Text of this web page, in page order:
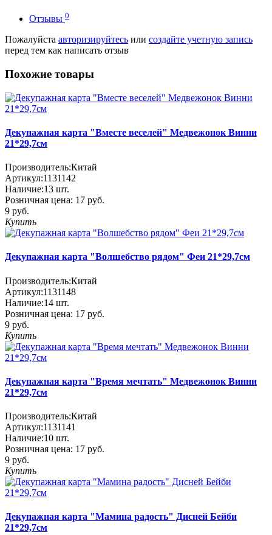
Отзывы 0
Пожалуйста авторизируйтесь или создайте учетную запись
перед тем как написать отзыв
Похожие товары
Декупажная карта "Вместе веселей" Медвежонок Винни
21*29,7см
Производитель:Китай
Артикул:1131142
Наличие:13 шт.
Розничная цена: 17 руб.
9 руб.
Купить
Декупажная карта "Волшебство рядом" Феи 21*29,7см
Производитель:Китай
Артикул:1131148
Наличие:14 шт.
Розничная цена: 17 руб.
9 руб.
Купить
Декупажная карта "Время мечтать" Медвежонок Винни
21*29,7см
Производитель:Китай
Артикул:1131141
Наличие:10 шт.
Розничная цена: 17 руб.
9 руб.
Купить
Декупажная карта "Мамина радость" Дисней Бейби
21*29,7см